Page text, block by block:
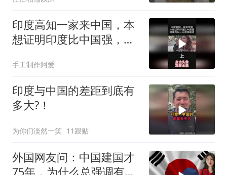
印度高知一家来中国，本
想证明印度比中国强，连
手工制作阿爱
印度与中国的差距到底有
多大?！
为你们淡然一笑 11跟贴
外国网友问：中国建国才
75年，为什么总强调有